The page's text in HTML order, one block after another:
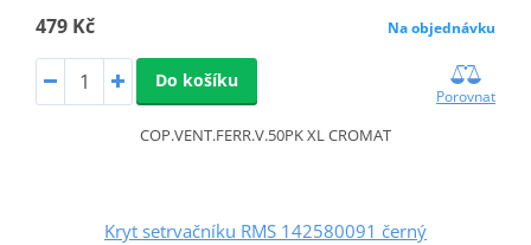
479 Kč Na objednávku
Do košíku
Porovnat
COP.VENT.FERR.V.50PK XL CROMAT
Kryt setrvačníku RMS 142580091 černý